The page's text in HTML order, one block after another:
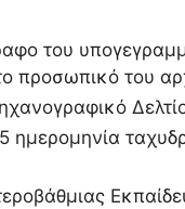
του
προσωπικό του
Δελτίο
ημερομηνία